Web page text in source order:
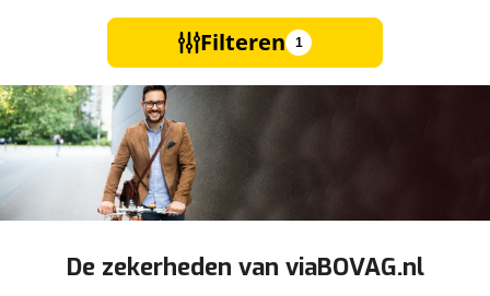
Filteren 1
De zekerheden van viaBOVAG.nl